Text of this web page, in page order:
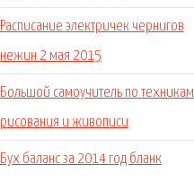
Расписание электричек чернигов
нежин 2 мая 2015
Большой самоучитель по техникам
рисования и живописи
Бух баланс за 2014 год бланк